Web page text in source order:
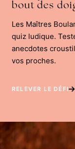
bout des
Les Maîtres
quiz ludique.
anecdotes
vos proches.
RELEVER LE DÉFI